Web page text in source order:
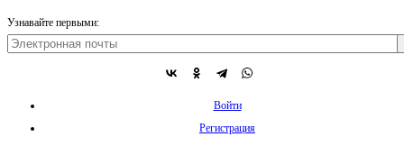
Узнавайте первыми:
Войти
Регистрация